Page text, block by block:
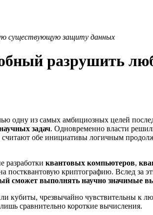
существующую защиту данных
разрушить
одну из самых амбициозных целей
задач. Одновременно власти
обе инициативы логичным
разработки квантовых компьютеров,
постквантовую криптографию. Вслед
сможет выполнять научно значимые
кубиты, чрезвычайно чувствительны
сравнительно короткие вычисления.